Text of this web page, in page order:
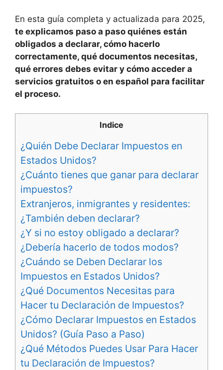
En esta guía completa y actualizada para 2025,
te explicamos paso a paso quiénes están
obligados a declarar, cómo hacerlo
correctamente, qué documentos necesitas,
qué errores debes evitar y cómo acceder a
servicios gratuitos o en español para facilitar
el proceso.
Indice
¿Quién Debe Declarar Impuestos en
Estados Unidos?
¿Cuánto tienes que ganar para declarar
impuestos?
Extranjeros, inmigrantes y residentes:
¿También deben declarar?
¿Y si no estoy obligado a declarar?
¿Debería hacerlo de todos modos?
¿Cuándo se Deben Declarar los
Impuestos en Estados Unidos?
¿Qué Documentos Necesitas para
Hacer tu Declaración de Impuestos?
¿Cómo Declarar Impuestos en Estados
Unidos? (Guía Paso a Paso)
¿Qué Métodos Puedes Usar Para Hacer
tu Declaración de Impuestos?